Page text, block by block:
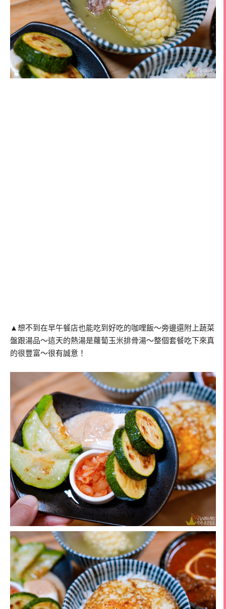
▲想不到在早午餐店也能吃到好吃的咖哩飯～旁邊還附上蔬菜
盤跟湯品～這天的熱湯是蘿蔔玉米排骨湯～整個套餐吃下來真
的很豐富～很有誠意！